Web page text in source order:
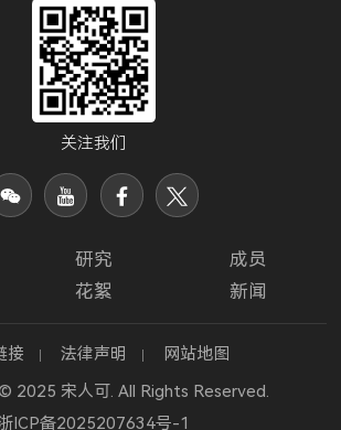
研究
成员
花絮 新闻
接 法律声明
网站地图
2025 宋人可. All Rights Reserved.
ICP备2025207634号-1
关注我们